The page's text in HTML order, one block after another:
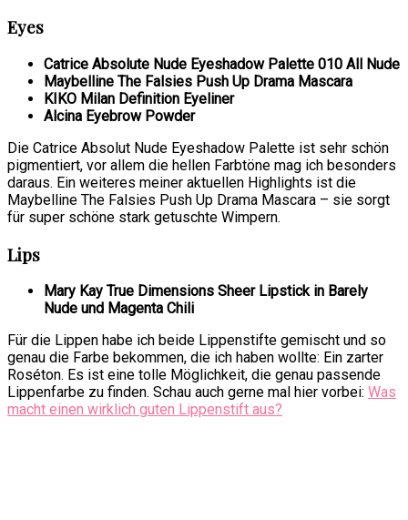
Eyes
Catrice Absolute Nude Eyeshadow Palette 010 All Nude
Maybelline The Falsies Push Up Drama Mascara
KIKO Milan Definition Eyeliner
Alcina Eyebrow Powder
Die Catrice Absolut Nude Eyeshadow Palette ist sehr schön
pigmentiert, vor allem die hellen Farbtöne mag ich besonders
daraus. Ein weiteres meiner aktuellen Highlights ist die
Maybelline The Falsies Push Up Drama Mascara – sie sorgt
für super schöne stark getuschte Wimpern.
Lips
Mary Kay True Dimensions Sheer Lipstick in Barely
Nude und Magenta Chili
Für die Lippen habe ich beide Lippenstifte gemischt und so
genau die Farbe bekommen, die ich haben wollte: Ein zarter
Roséton. Es ist eine tolle Möglichkeit, die genau passende
Lippenfarbe zu finden. Schau auch gerne mal hier vorbei: Was
macht einen wirklich guten Lippenstift aus?